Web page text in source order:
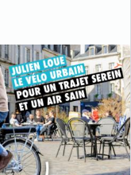
!
accessible et